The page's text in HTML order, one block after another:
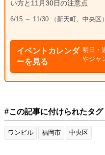
い方と11月30日の注意点
6/15 ～ 11/30 （新天町、中央区）
イベントカレンダ
ーを見る
明日・
やジャ
#この記事に付けられたタグ
ワンビル 福岡市 中央区